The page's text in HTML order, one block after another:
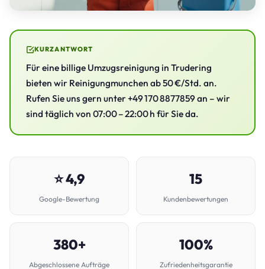
KURZANTWORT
Für eine billige Umzugsreinigung in Trudering
bieten wir Reinigungmunchen ab 50 €/Std. an.
Rufen Sie uns gern unter +49 170 8877859 an – wir
sind täglich von 07:00 – 22:00 h für Sie da.
⭐ 4,9
Google-Bewertung
15
Kundenbewertungen
380+
Abgeschlossene Aufträge
100%
Zufriedenheitsgarantie